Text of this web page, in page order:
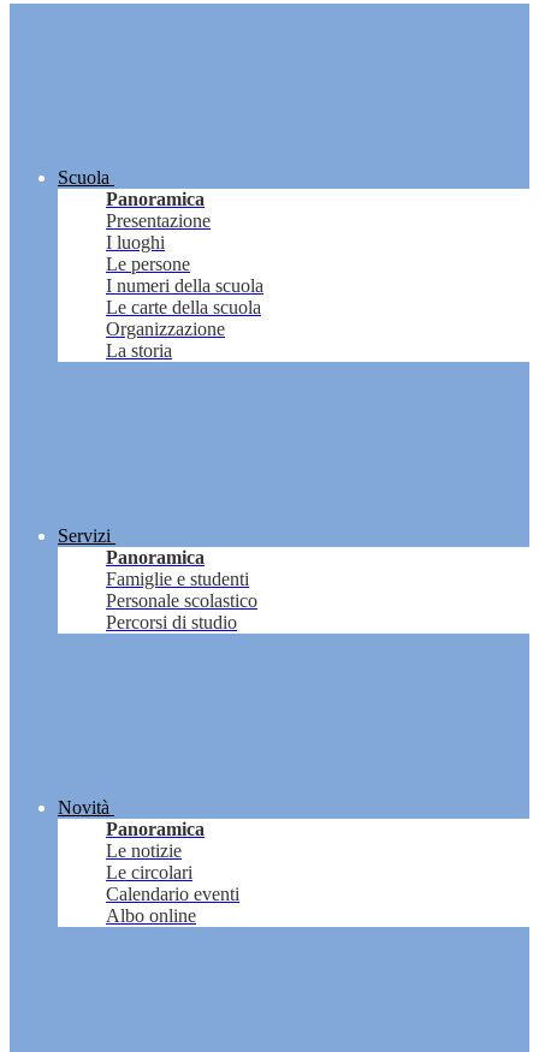
Scuola
Panoramica
Presentazione
I luoghi
Le persone
I numeri della scuola
Le carte della scuola
Organizzazione
La storia
Servizi
Panoramica
Famiglie e studenti
Personale scolastico
Percorsi di studio
Novità
Panoramica
Le notizie
Le circolari
Calendario eventi
Albo online